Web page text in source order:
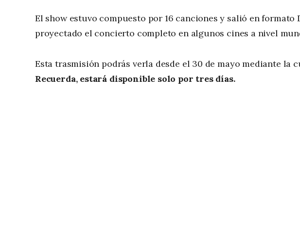
El show estuvo compuesto por 16 canciones y salió en formato
proyectado el concierto completo en algunos cines a nivel
Esta trasmisión podrás verla desde el 30 de mayo mediante la
Recuerda, estará disponible solo por tres días.